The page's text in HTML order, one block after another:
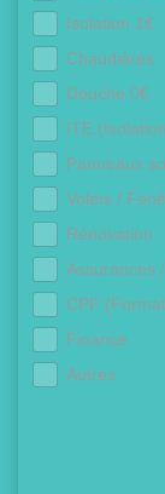
Isolation 1€
Chaudières
Douche 0€
ITE
Panneaux
Volets /
Rénovation
Assurances
CPF
Finance
Autres